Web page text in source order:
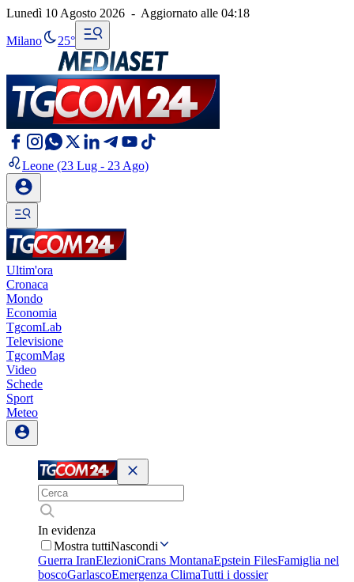
Lunedì 10 Agosto 2026 - Aggiornato alle 04:18
Milano 25°
Leone (23 Lug - 23 Ago)
Ultim'ora
Cronaca
Mondo
Economia
TgcomLab
Televisione
TgcomMag
Video
Schede
Sport
Meteo
In evidenza
Mostra tuttiNascondi
Guerra IranElezioniCrans MontanaEpstein FilesFamiglia nel
boscoGarlascoEmergenza ClimaTutti i dossier